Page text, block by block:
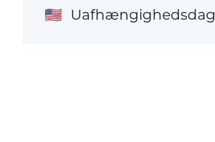
🇺🇸 Uafhængighedsdag